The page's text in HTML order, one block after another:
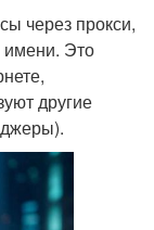
через прокси,
имени. Это
другие